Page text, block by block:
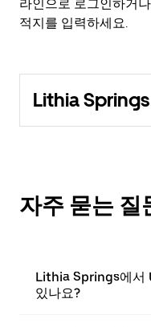
라인으로 로그인하거
적지를 입력하세요.
Lithia Springs
자주 묻는 질
Lithia Springs에서
있나요?